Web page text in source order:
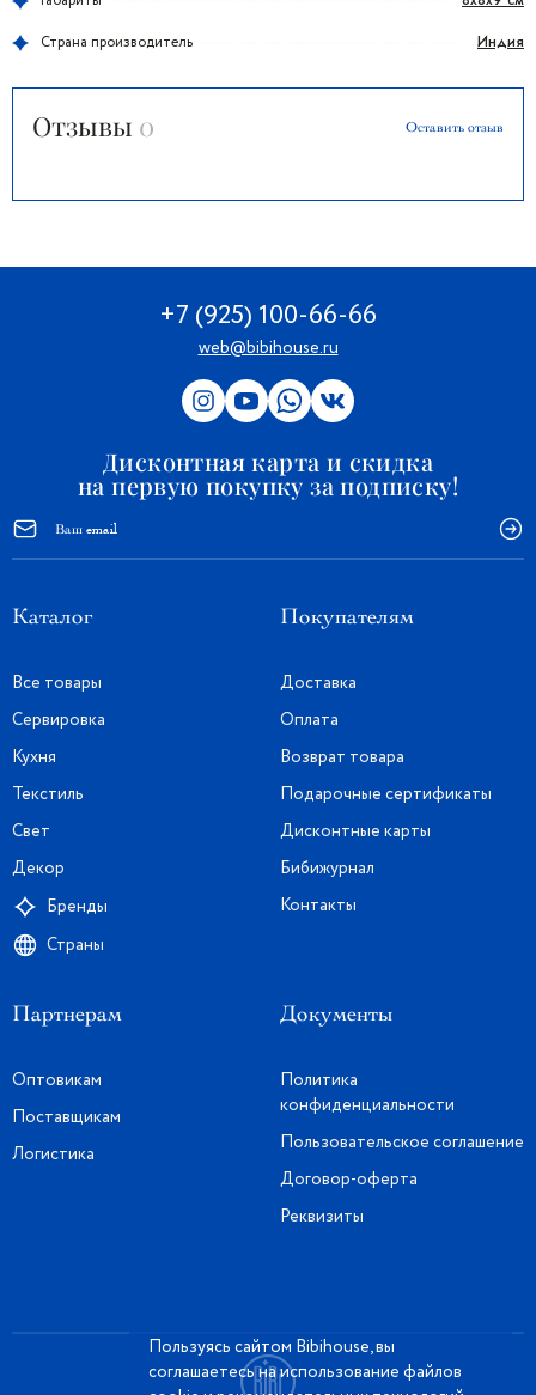
Страна производитель Индия
Отзывы 0 Оставить отзыв
+7 (925) 100-66-66
web@bibihouse.ru
Дисконтная карта и скидка
на первую покупку за подписку!
Каталог
Все товары
Сервировка
Кухня
Текстиль
Свет
Декор
Бренды
Страны
Покупателям
Доставка
Оплата
Возврат товара
Подарочные сертификаты
Дисконтные карты
Бибижурнал
Контакты
Партнерам
Оптовикам
Поставщикам
Логистика
Документы
Политика
конфиденциальности
Пользовательское соглашение
Договор-оферта
Реквизиты
Пользуясь сайтом Bibihouse, вы
соглашаетесь на использование файлов